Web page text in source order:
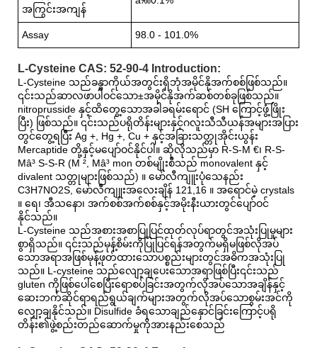
အကြွင်းအကျန်
Assay 98.0 - 101.0%
L-Cysteine ​​CAS: 52-90-4 Introduction:
L-Cysteine ​​သည်ခန္ဓာကိုယ်အတွင်းရှိဘုံအမိုင်နိုအက်စစ်ဖြစ်သည်။
၎င်းသည်ဆာလဖာပါဝင်သော±အမိုင်နိုအက်ဆစ်တစ်ခုဖြစ်သည်။
nitroprusside နှင့်ထိတွေ့သောအခါခရမ်းရောင် (SH ကြောင့်ဖွံ့ဖြိုး
ပြီး) ဖြစ်သည်။ ၎င်းသည်ပရိုတိန်းများနှင့်ဂလူးသီသီယန်အများအပြား
တွင်တွေ့ရပြီး Ag +, Hg +, Cu + နှင့်အခြားသတ္တုအိုင်းယွန်း
Mercaptide တို့နှင့်မပျော်ဝင်နိုင်ပါ။ ဆိုလိုသည်မှာ R-S-M €၊ R-S-
Mâ³ S-S-R (M ², Mâ³ mon တစ်မျိုးစီသည် monovalent နှင့်
divalent သတ္တုများဖြစ်သည်) ။ မော်လီကျူးပုံသေနည်း
C3H7NO2S, မော်လီကျူးအလေးချိန် 121,16 ။ အရောင်မဲ့ crystals
။ ရေ၊ အီသနော၊ အက်စစ်အက်စစ်နှင့်အမိုးနီးယားတွင်ပျော်ဝင်
နိုင်သည်။
L-Cysteine ​​သည်အစားအစာပြုပြင်ထုတ်လုပ်ရာတွင်အသုံးပြုမှုများ
စွာရှိသည်။ ၎င်းသည်မုန့်စိမ်းကိုပြုပြင်ရန်အတွက်မရှိမဖြစ်လိုအပ်
သောအရာအဖြစ်မုန့်ဖုတ်ထားသောပစ္စည်းများတွင်အဓိကအသုံးပြု
သည်။ L-cysteine ​​သည်လျော့ချပေးသောအရာဖြစ်ပြီး၎င်းသည်
gluten ကိုဖြစ်ပေါ်စေပြီးရောစပ်ခြင်းအတွက်လိုအပ်သောအချိန်နှင့်
ဆေးဘက်ဆိုင်ရာရည်ရွယ်ချက်များအတွက်လိုအပ်သောစွမ်းအင်ကို
လျှော့ချနိုင်သည်။ Disulfide ခံရသောချည်နှောင်ခြင်းကြောင့်ပရို
တိန်း၏ဖွဲ့စည်းတည်ဆောက်မှုကိုအားနည်းစေသည်